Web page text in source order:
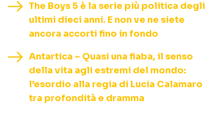
The Boys 5 è la serie più politica degli
ultimi dieci anni. E non ve ne siete
ancora accorti fino in fondo
Antartica – Quasi una fiaba, il senso
della vita agli estremi del mondo:
l’esordio alla regia di Lucia Calamaro
tra profondità e dramma